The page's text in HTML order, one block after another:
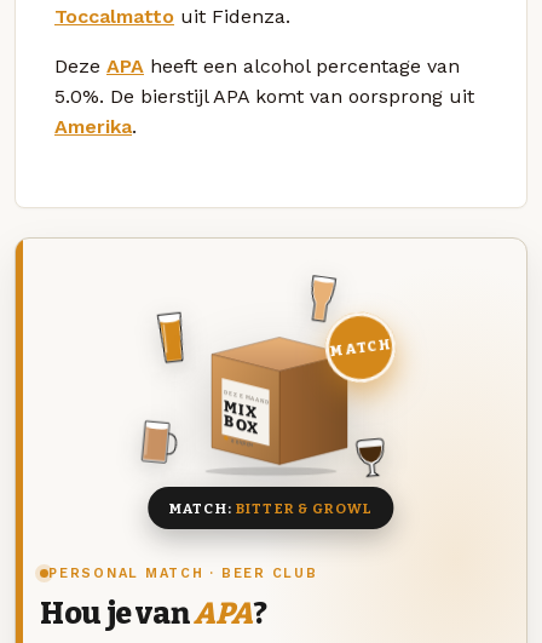
Toccalmatto uit Fidenza.
Deze APA heeft een alcohol percentage van
5.0%. De bierstijl APA komt van oorsprong uit
Amerika.
PERSONAL MATCH · BEER CLUB
Hou je vanAPA?
DEZE MAAND
MIX
BOX
8 BIEREN
MATCH
MATCH: BITTER & GROWL